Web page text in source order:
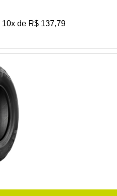
10x de R$ 137,79